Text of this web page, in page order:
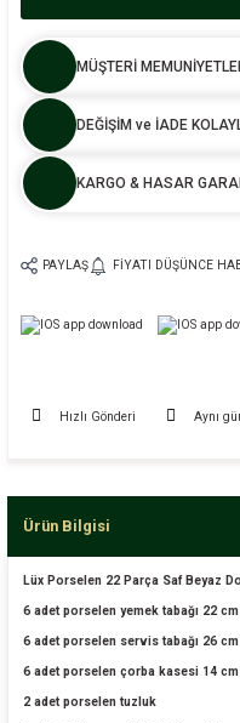
MÜŞTERİ
DEĞİŞİM ve İADE
KARGO & HASAR
PAYLAŞ FIYATI DÜŞÜNCE
Hızlı Gönderi Aynı
Ürün Bilgisi
Lüx Porselen 22 Parça Saf Beyaz
6 adet porselen yemek tabağı 22 cm
6 adet porselen servis tabağı 26 cm
6 adet porselen çorba kasesi 14
2 adet porselen tuzluk